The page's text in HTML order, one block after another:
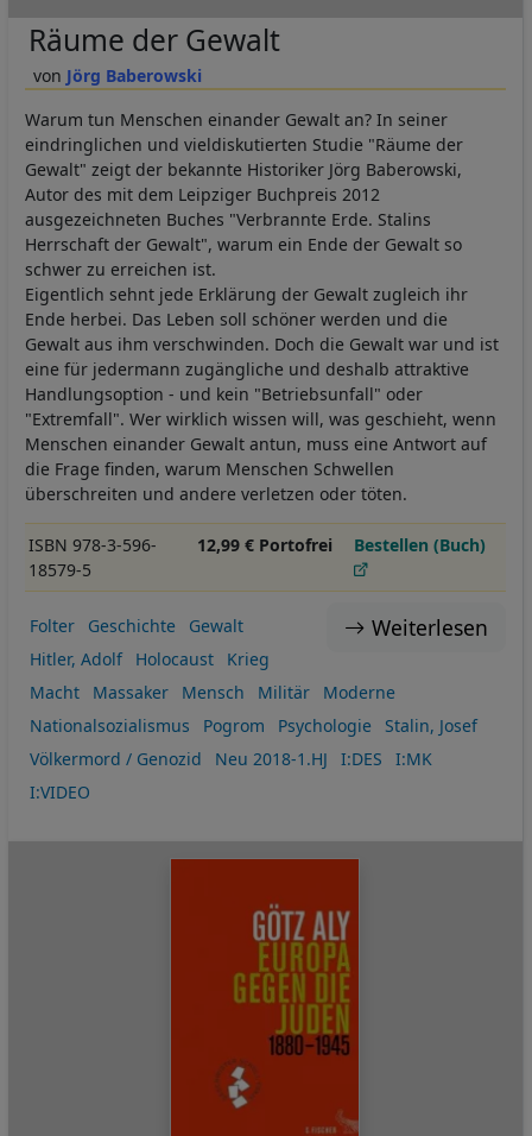
Jörg Baberowski
Räume der Gewalt
Warum tun Menschen einander Gewalt an? In seiner
eindringlichen und vieldiskutierten Studie "Räume der
Gewalt" zeigt der bekannte Historiker Jörg Baberowski,
Autor des mit dem Leipziger Buchpreis 2012
ausgezeichneten Buches "Verbrannte Erde. Stalins
Herrschaft der Gewalt", warum ein Ende der Gewalt so
schwer zu erreichen ist.
Eigentlich sehnt jede Erklärung der Gewalt zugleich ihr
Ende herbei. Das Leben soll schöner werden und die
Gewalt aus ihm verschwinden. Doch die Gewalt war und ist
eine für jedermann zugängliche und deshalb attraktive
Handlungsoption - und kein "Betriebsunfall" oder
"Extremfall". Wer wirklich wissen will, was geschieht, wenn
Menschen einander Gewalt antun, muss eine Antwort auf
die Frage finden, warum Menschen Schwellen
überschreiten und andere verletzen oder töten.
ISBN 978-3-596-
18579-5
12,99 € Portofrei Bestellen (Buch)
Weiterlesen
Folter Geschichte
Gewalt
Hitler, Adolf
Holocaust
Krieg
Macht
Massaker Mensch Militär
Moderne
Nationalsozialismus
Pogrom Psychologie
Stalin, Josef
Völkermord / Genozid
Neu 2018-1.HJ I:DES
I:MK
I:VIDEO